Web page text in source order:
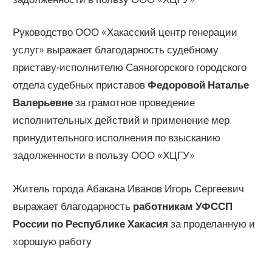
Руководство ООО «Хакасский центр генерации
услуг» выражает благодарность судебному
приставу-исполнителю Саяногорского городского
отдела судебных приставовФедоровой Наталье
Валерьевнеза грамотное проведение
исполнительных действий и применение мер
принудительного исполнения по взысканию
задолженности в пользу ООО «ХЦГУ»
Житель города Абакана Иванов Игорь Сергеевич
выражает благодарность работникам УФССП
России по Республике Хакасия за проделанную и
хорошую работу